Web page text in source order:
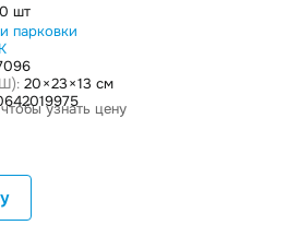
шт
парковки
20 × 23 × 13 см
узнать цену